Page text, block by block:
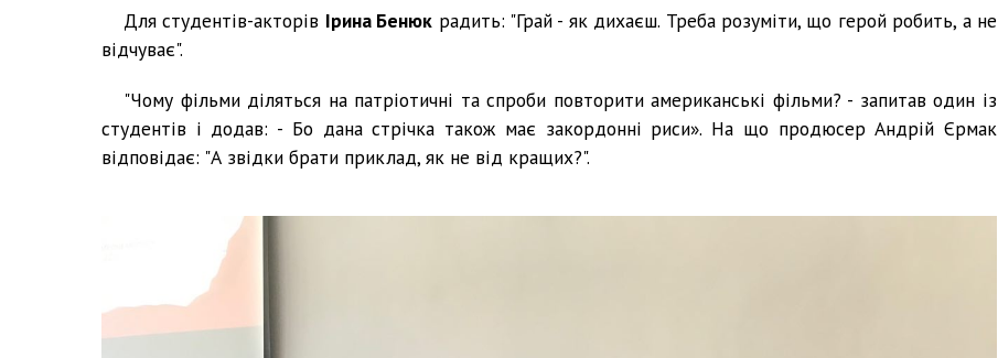
Для студентів-акторів Ірина Бенюк радить: "Грай - як дихаєш. Треба розуміти, що герой робить, а не
відчуває".
"Чому фільми діляться на патріотичні та спроби повторити американські фільми? - запитав один із
студентів і додав: - Бо дана стрічка також має закордонні риси». На що продюсер Андрій Єрмак
відповідає: "А звідки брати приклад, як не від кращих?".